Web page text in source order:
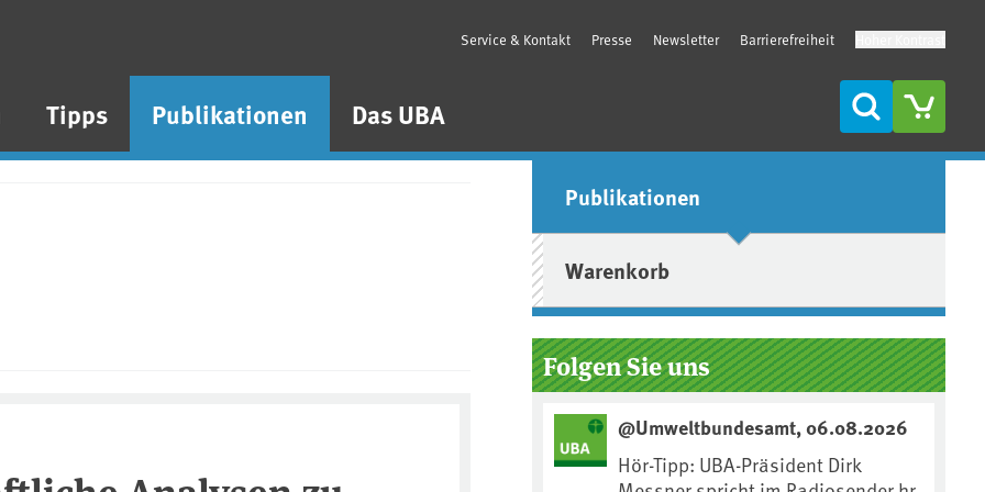
Tipps Publikationen Das UBA
Service & Kontakt Presse Newsletter Barrierefreiheit
Suche
Seitenleiste
Publikationen
Warenkorb
Folgen Sie uns
@Umweltbundesamt, 06.08.2026
Hör-Tipp: UBA-Präsident Dirk